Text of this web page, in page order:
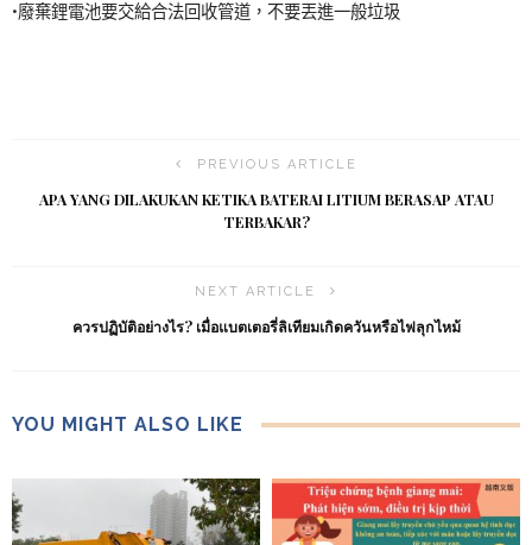
•廢棄鋰電池要交給合法回收管道，不要丟進一般垃圾
PREVIOUS ARTICLE
APA YANG DILAKUKAN KETIKA BATERAI LITIUM BERASAP ATAU
TERBAKAR?
NEXT ARTICLE
ควรปฏิบัติอย่างไร? เมื่อแบตเตอรี่ลิเทียมเกิดควันหรือไฟลุกไหม้
YOU MIGHT ALSO LIKE